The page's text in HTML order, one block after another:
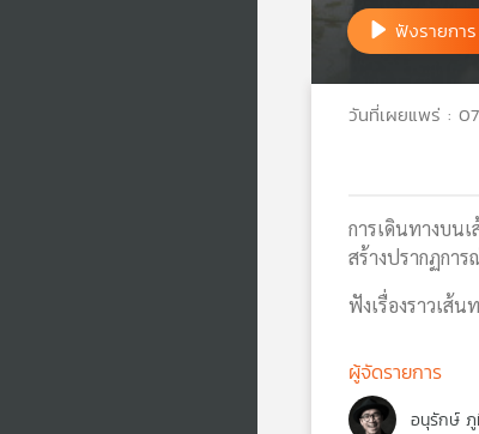
ฟังรายการ
วันที่เผยแพร่ :
การเดินทางบน
สร้างปรากฏกา
ฟังเรื่องราวเส้น
ผู้จัดรายการ
อนุรักษ์